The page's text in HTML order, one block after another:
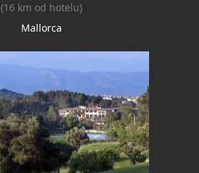
(16 km od hotelu)
Mallorca